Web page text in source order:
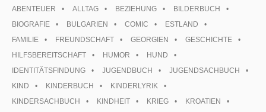
ABENTEUER ALLTAG BEZIEHUNG
BILDERBUCH
BIOGRAFIE
BULGARIEN COMIC
ESTLAND
FAMILIE
FREUNDSCHAFT GEORGIEN
GESCHICHTE
HILFSBEREITSCHAFT
HUMOR
HUND
IDENTITÄTSFINDUNG
JUGENDBUCH
JUGENDSACHBUCH
KIND
KINDERBUCH
KINDERLYRIK
KINDERSACHBUCH
KINDHEIT KRIEG
KROATIEN